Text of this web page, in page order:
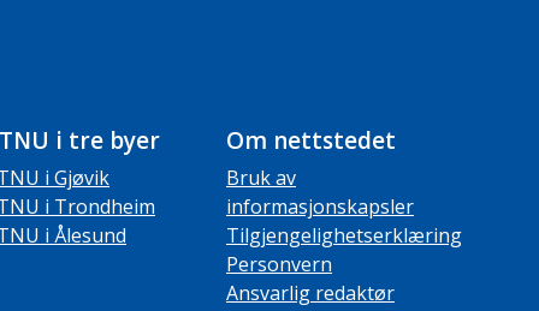
i tre byer
i Gjøvik
i Trondheim
i Ålesund
Om nettstedet
Bruk av
informasjonskapsler
Tilgjengelighetserklæring
Personvern
Ansvarlig redaktør